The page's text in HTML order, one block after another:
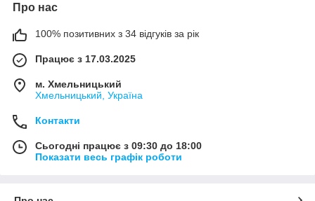
Про нас
100% позитивних з 34 відгуків за рік
Працює з 17.03.2025
м. Хмельницький
Хмельницький, Україна
Контакти
Сьогодні працює з 09:30 до 18:00
Показати весь графік роботи